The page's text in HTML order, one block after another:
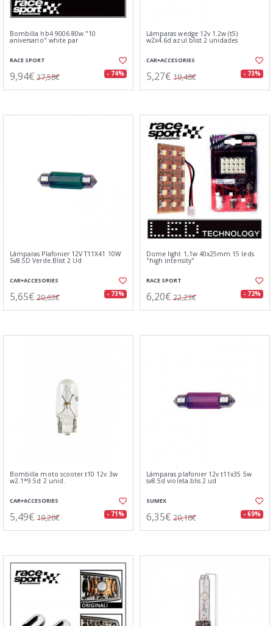
Bombilla hb4 9006 80w "10
aniversario" white par
RACE SPORT
9,94€ 37,58€ - 74%
Lámparas wedge 12v 1.2w (t5)
w2x4.6d azul.blist 2 unidades
CAR+ACCESORIES
5,27€ 19,48€ - 73%
Lámparas Plafonier 12V T11X41 10W
Sv8.5D Verde.Blist 2 Ud
CAR+ACCESORIES
5,65€ 20,63€ - 73%
Dome light 1,1w 40x25mm 15 leds
"high intensity"
RACE SPORT
6,20€ 22,23€ - 72%
Bombilla moto scooter t10 12v 3w
w2.1*9.5d 2 unid.
CAR+ACCESORIES
5,49€ 19,26€ - 71%
Lámparas plafonier 12v t11x35 5w
sv8.5d violeta.blis 2 ud
SUMEX
6,35€ 20,18€ - 69%